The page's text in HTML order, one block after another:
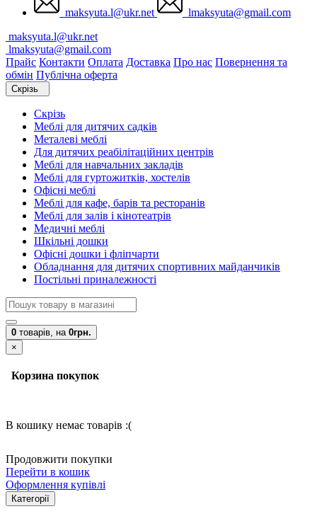
maksyuta.l@ukr.net
lmaksyuta@gmail.com
maksyuta.l@ukr.net
lmaksyuta@gmail.com
Прайс Контакти Оплата Доставка Про нас Повернення та
обмін Публічна оферта
Скрізь
Скрізь
Меблі для дитячих садків
Металеві меблі
Для дитячих реабілітаційних центрів
Меблі для навчальних закладів
Меблі для гуртожитків, хостелів
Офісні меблі
Меблі для кафе, барів та ресторанів
Меблі для залів і кінотеатрів
Медичні меблі
Шкільні дошки
Офісні дошки і фліпчарти
Обладнання для дитячих спортивних майданчиків
Постільні приналежності
0 товарів, на 0грн.
×
Корзина покупок
В кошику немає товарів :(
Продовжити покупки
Перейти в кошик
Оформлення купівлі
Категорії